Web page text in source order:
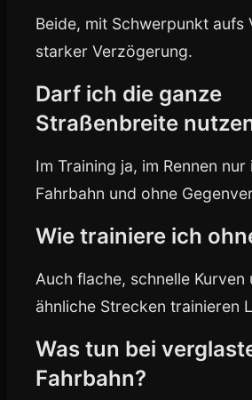
Beide, mit Schwerpunkt aufs
starker Verzögerung.
Darf ich die ganze
Straßenbreite
Im Training ja, im Rennen
Fahrbahn und ohne
Wie trainiere ich
Auch flache, schnelle Kurven
ähnliche Strecken trainieren
Was tun bei
Fahrbahn?